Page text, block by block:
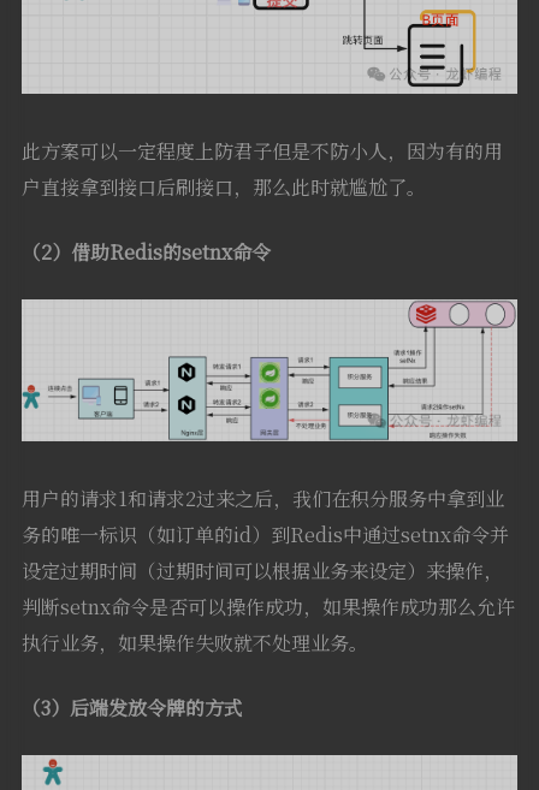
此方案可以一定程度上防君子但是不防小人，因为有的用
户直接拿到接口后刷接口，那么此时就尴尬了。
（2）借助Redis的setnx命令
用户的请求1和请求2过来之后，我们在积分服务中拿到业
务的唯一标识（如订单的id）到Redis中通过setnx命令并
设定过期时间（过期时间可以根据业务来设定）来操作，
判断setnx命令是否可以操作成功，如果操作成功那么允许
执行业务，如果操作失败就不处理业务。
（3）后端发放令牌的方式